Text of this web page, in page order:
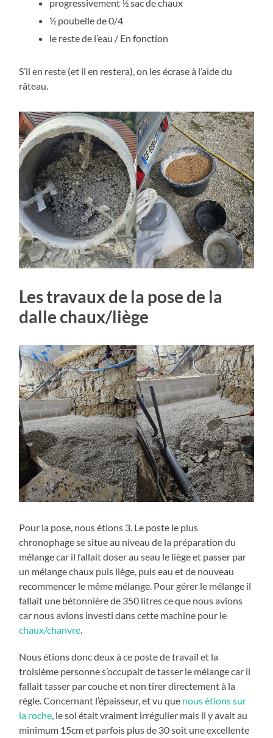
progressivement ½ sac de chaux
½ poubelle de 0/4
le reste de l’eau / En fonction
S’il en reste (et il en restera), on les écrase à l’aide du
râteau.
Les travaux de la pose de la
dalle chaux/liège
Pour la pose, nous étions 3. Le poste le plus
chronophage se situe au niveau de la préparation du
mélange car il fallait doser au seau le liège et passer par
un mélange chaux puis liège, puis eau et de nouveau
recommencer le même mélange. Pour gérer le mélange il
fallait une bétonnière de 350 litres ce que nous avions
car nous avions investi dans cette machine pour le
chaux/chanvre
Nous étions donc deux à ce poste de travail et la
troisième personne s’occupait de tasser le mélange car il
fallait tasser par couche et non tirer directement à la
règle. Concernant l’épaisseur, et vu que nous étions sur
la roche , le sol était vraiment irrégulier mais il y avait au
minimum 15cm et parfois plus de 30 soit une excellente